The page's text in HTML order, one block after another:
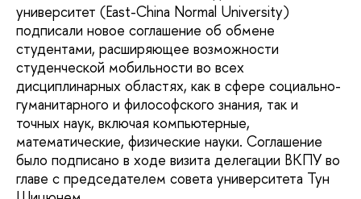
университет (East-China Normal University)
подписали новое соглашение об обмене
студентами, расширяющее возможности
студенческой мобильности во всех
дисциплинарных областях, как в сфере социально-
гуманитарного и философского знания, так и
точных наук, включая компьютерные,
математические, физические науки. Соглашение
было подписано в ходе визита делегации ВКПУ во
главе с председателем совета университета Тун